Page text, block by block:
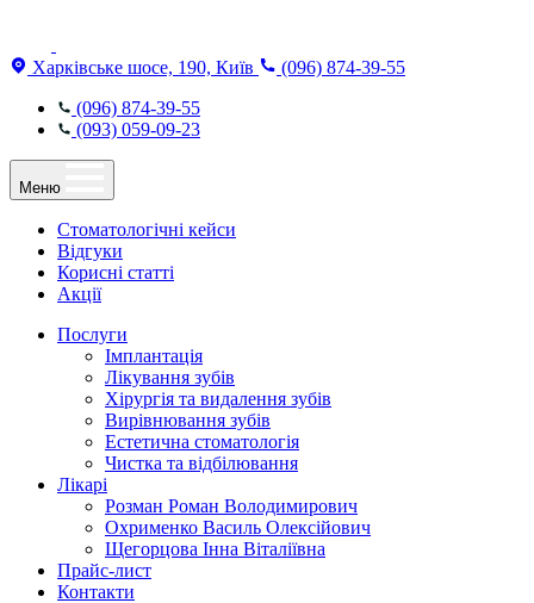
Харківське шосе, 190, Київ
(096) 874-39-55
(096) 874-39-55
(093) 059-09-23
Меню
Стоматологічні кейси
Відгуки
Корисні статті
Акції
Послуги
Імплантація
Лікування зубів
Хірургія та видалення зубів
Вирівнювання зубів
Естетична стоматологія
Чистка та відбілювання
Лікарі
Розман Роман Володимирович
Охрименко Василь Олексійович
Щегорцова Інна Віталіївна
Прайс-лист
Контакти